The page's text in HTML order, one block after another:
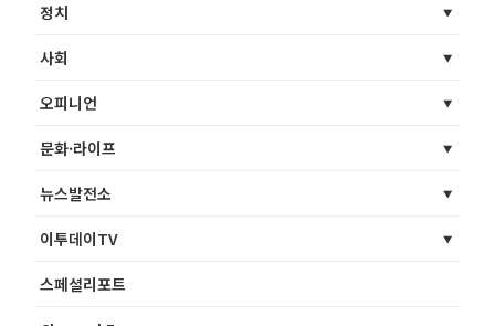
정치
사회
오피니언
문화·라이프
뉴스발전소
이투데이TV
스페셜리포트